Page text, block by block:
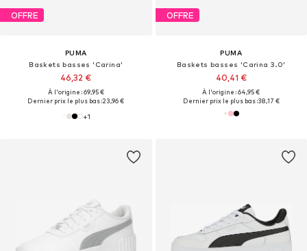
OFFRE
PUMA
Baskets basses 'Carina'
46,32 €
À l'origine : 69,95 €
Dernier prix le plus bas :23,96 €
+1
OFFRE
PUMA
Baskets basses 'Carina 3.0'
40,41 €
À l'origine : 64,95 €
Dernier prix le plus bas :38,17 €